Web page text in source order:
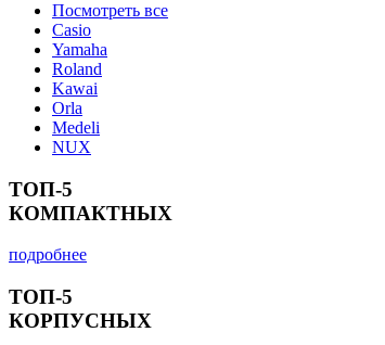
Посмотреть все
Casio
Yamaha
Roland
Kawai
Orla
Medeli
NUX
ТОП-5
КОМПАКТНЫХ
подробнее
ТОП-5
КОРПУСНЫХ